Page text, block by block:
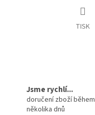
TISK
Jsme rychlí...
doručení zboží během
několika dnů